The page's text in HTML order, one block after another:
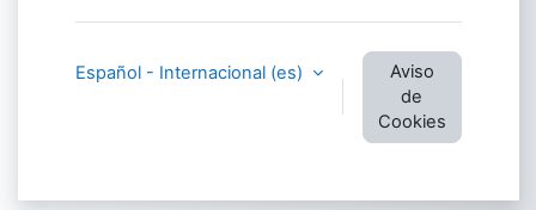
Español - Internacional ‎(es)‎
Aviso
de
Cookies